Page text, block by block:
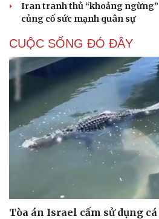
Iran tranh thủ “khoảng
củng cố sức mạnh quân sự
CUỘC SỐNG ĐÓ ĐÂY
Tòa án Israel cấm sử dụng